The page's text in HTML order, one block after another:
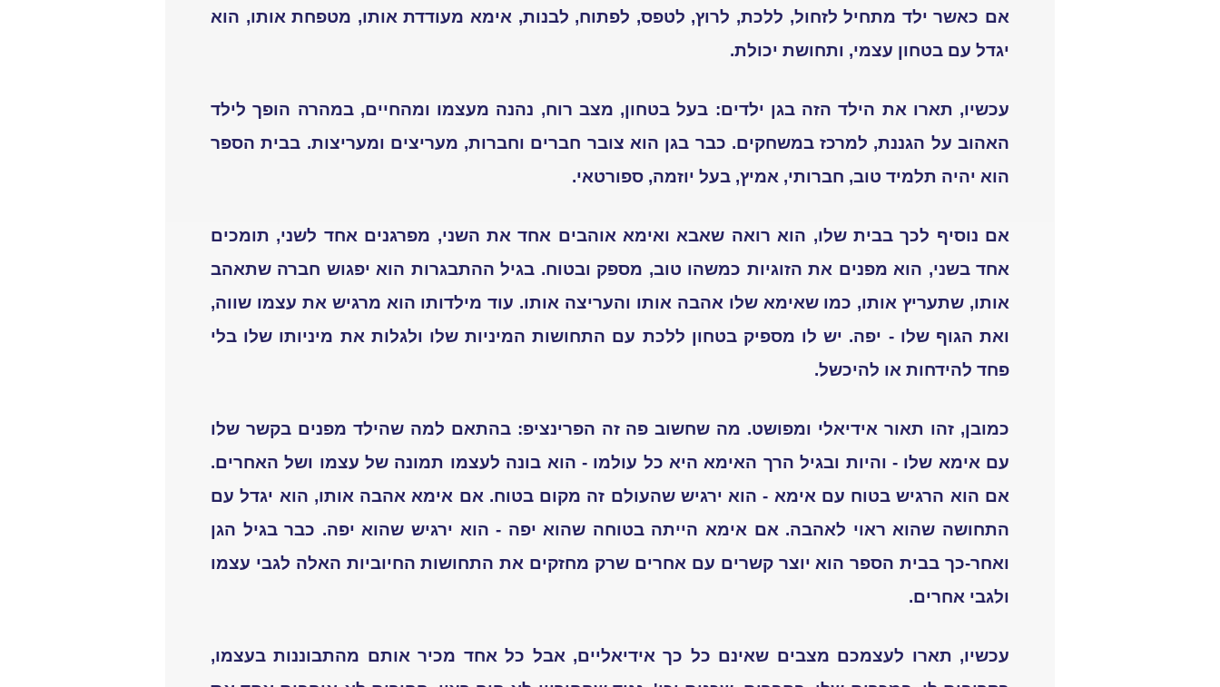
אם כאשר ילד מתחיל לזחול, ללכת, לרוץ, לטפס, לפתוח, לבנות, אימא מעודדת אותו, מטפחת אותו, הוא
יגדל עם בטחון עצמי, ותחושת יכולת.
עכשיו, תארו את הילד הזה בגן ילדים: בעל בטחון, מצב רוח, נהנה מעצמו ומהחיים, במהרה הופך לילד
האהוב על הגננת, למרכז במשחקים. כבר בגן הוא צובר חברים וחברות, מעריצים ומעריצות. בבית הספר
הוא יהיה תלמיד טוב, חברותי, אמיץ, בעל יוזמה, ספורטאי.
אם נוסיף לכך בבית שלו, הוא רואה שאבא ואימא אוהבים אחד את השני, מפרגנים אחד לשני, תומכים
אחד בשני, הוא מפנים את הזוגיות כמשהו טוב, מספק ובטוח. בגיל ההתבגרות הוא יפגוש חברה שתאהב
אותו, שתעריץ אותו, כמו שאימא שלו אהבה אותו והעריצה אותו. עוד מילדותו הוא מרגיש את עצמו שווה,
ואת הגוף שלו - יפה. יש לו מספיק בטחון ללכת עם התחושות המיניות שלו ולגלות את מיניותו שלו בלי
פחד להידחות או להיכשל.
כמובן, זהו תאור אידיאלי ומפושט. מה שחשוב פה זה הפרינציפ: בהתאם למה שהילד מפנים בקשר שלו
עם אימא שלו - והיות ובגיל הרך האימא היא כל עולמו - הוא בונה לעצמו תמונה של עצמו ושל האחרים.
אם הוא הרגיש בטוח עם אימא - הוא ירגיש שהעולם זה מקום בטוח. אם אימא אהבה אותו, הוא יגדל עם
התחושה שהוא ראוי לאהבה. אם אימא הייתה בטוחה שהוא יפה - הוא ירגיש שהוא יפה. כבר בגיל הגן
ואחר-כך בבית הספר הוא יוצר קשרים עם אחרים שרק מחזקים את התחושות החיוביות האלה לגבי עצמו
ולגבי אחרים.
עכשיו, תארו לעצמכם מצבים שאינם כל כך אידיאליים, אבל כל אחד מכיר אותם מהתבוננות בעצמו,